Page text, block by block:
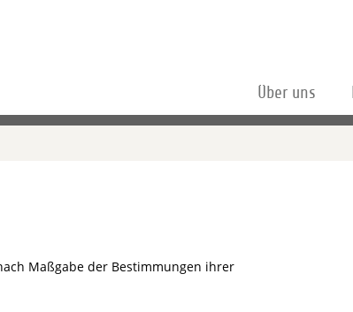
Über uns
Maßgabe der Bestimmungen ihrer